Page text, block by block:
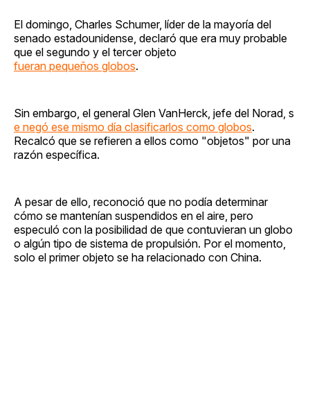
El domingo, Charles Schumer, líder de la mayoría del
senado estadounidense, declaró que era muy probable
que el segundo y el tercer objeto
fueran pequeños globos.
Sin embargo, el general Glen VanHerck, jefe del Norad, s
e negó ese mismo día clasificarlos como globos.
Recalcó que se refieren a ellos como "objetos" por una
razón específica.
A pesar de ello, reconoció que no podía determinar
cómo se mantenían suspendidos en el aire, pero
especuló con la posibilidad de que contuvieran un globo
o algún tipo de sistema de propulsión. Por el momento,
solo el primer objeto se ha relacionado con China.